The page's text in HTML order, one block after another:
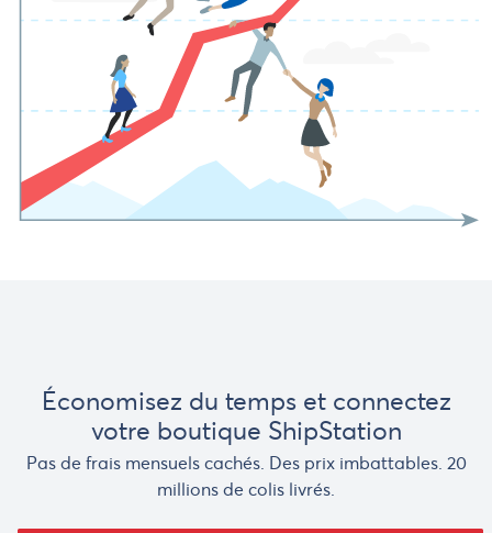
Économisez du temps et connectez
votre boutique ShipStation
Pas de frais mensuels cachés. Des prix imbattables. 20
millions de colis livrés.